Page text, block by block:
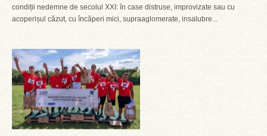
condiții nedemne de secolul XXI: în case distruse, improvizate sau cu
acoperișul căzut, cu încăperi mici, supraaglomerate, insalubre...